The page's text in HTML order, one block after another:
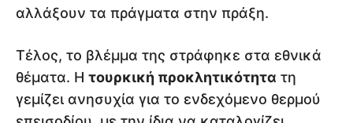
αλλάξουν τα πράγματα στην πράξη.
Τέλος, το βλέμμα της στράφηκε στα εθνικά
θέματα. Η τουρκική προκλητικότητα τη
γεμίζει ανησυχία για το ενδεχόμενο θερμού